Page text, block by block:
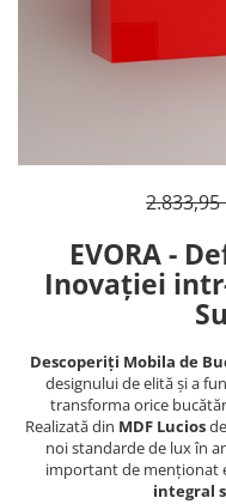
2.833,95
EVORA -
Inovației
Descoperiți Mobila de
designului de elită și a
transforma orice
Realizată din MDF Lucios
noi standarde de lux în
important de menționat
integral